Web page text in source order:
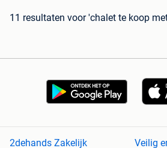
11 resultaten voor 'chalet te koop
2dehands Zakelijk Veilig